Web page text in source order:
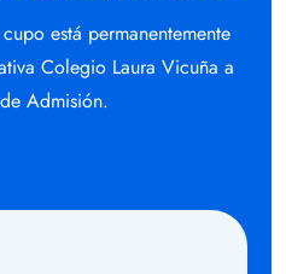
está permanentemente
Colegio Laura Vicuña a
Admisión.